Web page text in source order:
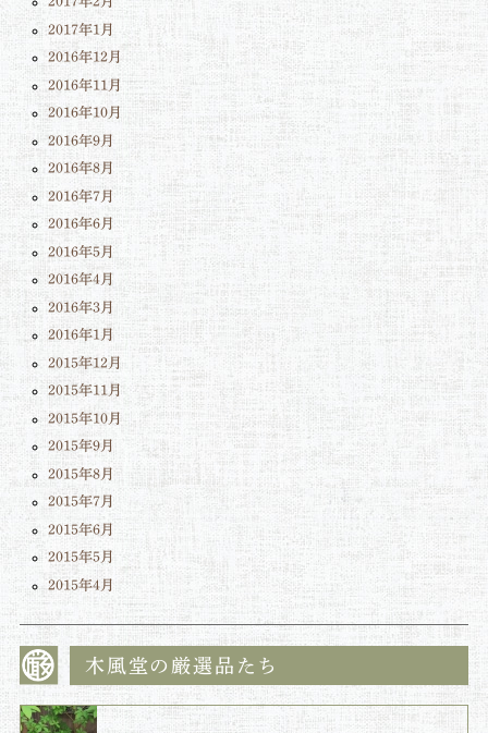
2017年1月
2016年12月
2016年11月
2016年10月
2016年9月
2016年8月
2016年7月
2016年6月
2016年5月
2016年4月
2016年3月
2016年1月
2015年12月
2015年11月
2015年10月
2015年9月
2015年8月
2015年7月
2015年6月
2015年5月
2015年4月
木風堂の厳選品たち